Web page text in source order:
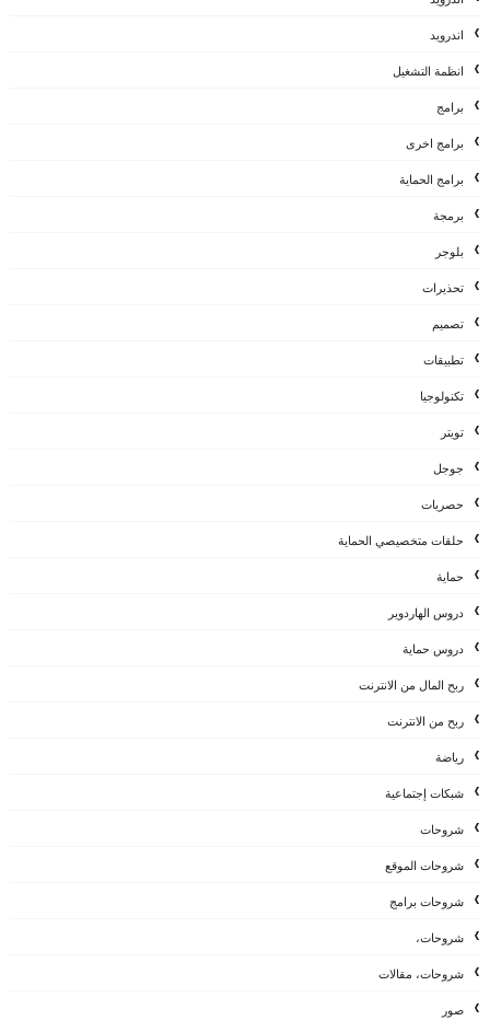
اندرويد
انظمة التشغيل
برامج
برامج اخرى
برامج الحماية
برمجة
بلوجر
تحذيرات
تصميم
تطبيقات
تكنولوجيا
تويتر
جوجل
حصريات
حلقات متخصيصي الحماية
حماية
دروس الهاردوير
دروس حماية
ربح المال من الانترنت
ربح من الانترنت
رياضة
شبكات إجتماعية
شروحات
شروحات الموقع
شروحات برامج
شروحات،
شروحات، مقالات
صور